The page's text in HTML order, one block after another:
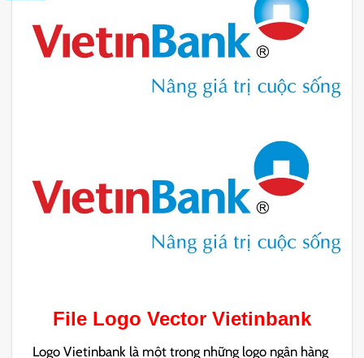
File Logo Vector Vietinbank
Logo Vietinbank là một trong những logo ngân hàng